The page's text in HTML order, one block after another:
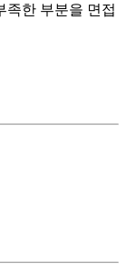
족한 부분을 면접